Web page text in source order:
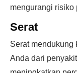
mengurangi risiko
Serat
Serat mendukung
Anda dari